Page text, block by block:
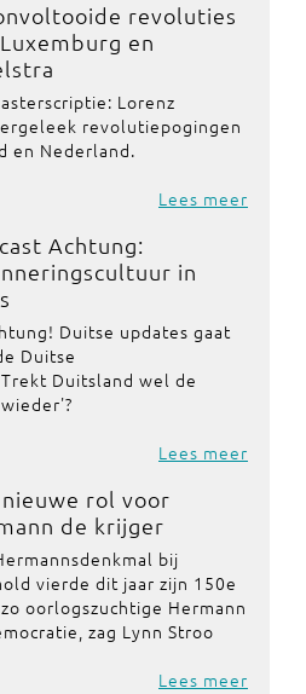
revoluties
en
Lorenz
revolutiepogingen
en Nederland.
Lees meer
Achtung:
in
Duitse updates gaat
Duitse
Duitsland wel de
Lees meer
nieuwe rol voor
de krijger
bij
vierde dit jaar zijn 150e
oorlogszuchtige Hermann
zag Lynn Stroo
Lees meer